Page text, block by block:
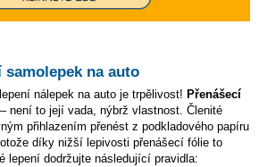
na auto
nálepek na auto je trpělivost! Přenášecí
není to její vada, nýbrž vlastnost. Členité
přihlazením přenést z podkladového papíru
díky nižší lepivosti přenášecí fólie to
lepení dodržujte následující pravidla: